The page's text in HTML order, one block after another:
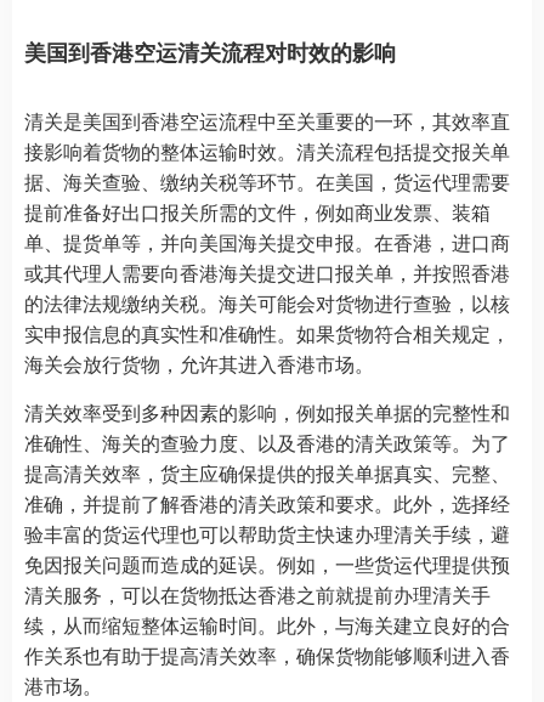
美国到香港空运清关流程对时效的影响
清关是美国到香港空运流程中至关重要的一环，其效率直
接影响着货物的整体运输时效。清关流程包括提交报关单
据、海关查验、缴纳关税等环节。在美国，货运代理需要
提前准备好出口报关所需的文件，例如商业发票、装箱
单、提货单等，并向美国海关提交申报。在香港，进口商
或其代理人需要向香港海关提交进口报关单，并按照香港
的法律法规缴纳关税。海关可能会对货物进行查验，以核
实申报信息的真实性和准确性。如果货物符合相关规定，
海关会放行货物，允许其进入香港市场。
清关效率受到多种因素的影响，例如报关单据的完整性和
准确性、海关的查验力度、以及香港的清关政策等。为了
提高清关效率，货主应确保提供的报关单据真实、完整、
准确，并提前了解香港的清关政策和要求。此外，选择经
验丰富的货运代理也可以帮助货主快速办理清关手续，避
免因报关问题而造成的延误。例如，一些货运代理提供预
清关服务，可以在货物抵达香港之前就提前办理清关手
续，从而缩短整体运输时间。此外，与海关建立良好的合
作关系也有助于提高清关效率，确保货物能够顺利进入香
港市场。